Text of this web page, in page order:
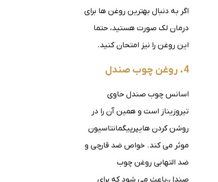
اگر به دنبال بهترین روغن ها برای
درمان لک صورت هستید، حتما
این روغن را نیز امتحان کنید.
4. روغن چوب صندل
اسانس چوب صندل حاوی
تیروزیناز است و همین آن را در
روشن کردن هایپرپیگمانتاسیون
موثر می کند. خواص ضد قارچی و
ضد التهابی روغن چوب
صندل،باعث می شود که برای